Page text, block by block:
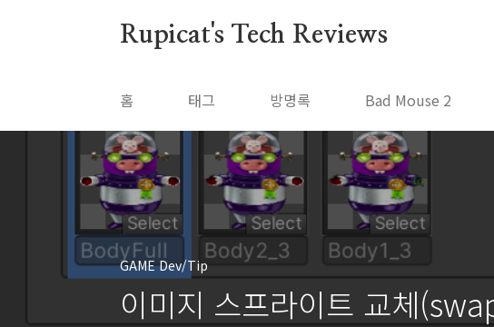
Rupicat's Tech Reviews
홈 태그 방명록 Bad Mouse 2
GAME Dev/Tip
이미지 스프라이트 교체